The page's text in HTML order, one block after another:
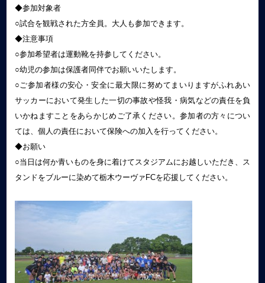
◆参加対象者
○試合を観戦された方全員。大人も参加できます。
◆注意事項
○参加希望者は運動靴を持参してください。
○幼児の参加は保護者同伴でお願いいたします。
○ご参加者様の安心・安全に最大限に努めてまいりますがふれあい
サッカーにおいて発生した一切の事故や怪我・病気などの責任を負
いかねますことをあらかじめご了承ください。参加者の方々につい
ては、個人の責任において保険への加入を行ってください。
◆お願い
○当日は何か青いものを身に着けてスタジアムにお越しいただき、ス
タンドをブルーに染めて栃木ウーヴァFCを応援してください。